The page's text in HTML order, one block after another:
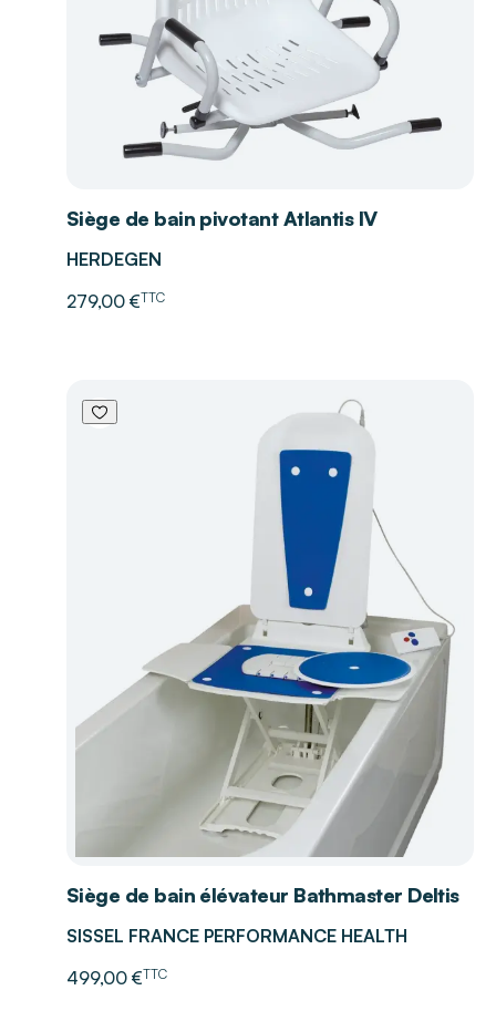
Siège de bain pivotant Atlantis IV
HERDEGEN
279,00 €TTC
Siège de bain élévateur Bathmaster Deltis
SISSEL FRANCE PERFORMANCE HEALTH
499,00 €TTC